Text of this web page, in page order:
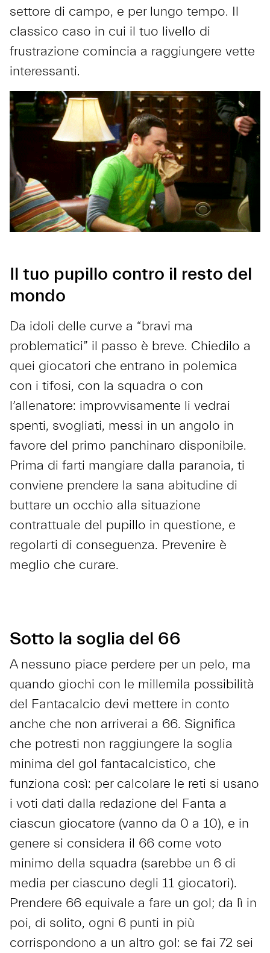
settore di campo, e per lungo tempo. Il
classico caso in cui il tuo livello di
frustrazione comincia a raggiungere vette
interessanti.
Il tuo pupillo contro il resto del
mondo
Da idoli delle curve a “bravi ma
problematici” il passo è breve. Chiedilo a
quei giocatori che entrano in polemica
con i tifosi, con la squadra o con
l’allenatore: improvvisamente li vedrai
spenti, svogliati, messi in un angolo in
favore del primo panchinaro disponibile.
Prima di farti mangiare dalla paranoia, ti
conviene prendere la sana abitudine di
buttare un occhio alla situazione
contrattuale del pupillo in questione, e
regolarti di conseguenza. Prevenire è
meglio che curare.
Sotto la soglia del 66
A nessuno piace perdere per un pelo, ma
quando giochi con le millemila possibilità
del Fantacalcio devi mettere in conto
anche che non arriverai a 66. Significa
che potresti non raggiungere la soglia
minima del gol fantacalcistico, che
funziona così: per calcolare le reti si usano
i voti dati dalla redazione del Fanta a
ciascun giocatore (vanno da 0 a 10), e in
genere si considera il 66 come voto
minimo della squadra (sarebbe un 6 di
media per ciascuno degli 11 giocatori).
Prendere 66 equivale a fare un gol; da lì in
poi, di solito, ogni 6 punti in più
corrispondono a un altro gol: se fai 72 sei